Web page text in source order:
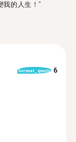
我的人生！"
format_quote 6